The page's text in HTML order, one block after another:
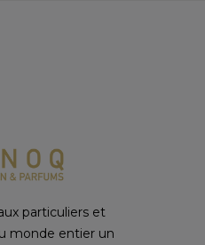
particuliers et
monde entier un